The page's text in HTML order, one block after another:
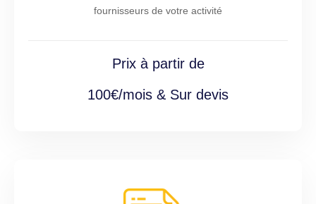
fournisseurs de votre activité
Prix à partir de
100€/mois & Sur devis